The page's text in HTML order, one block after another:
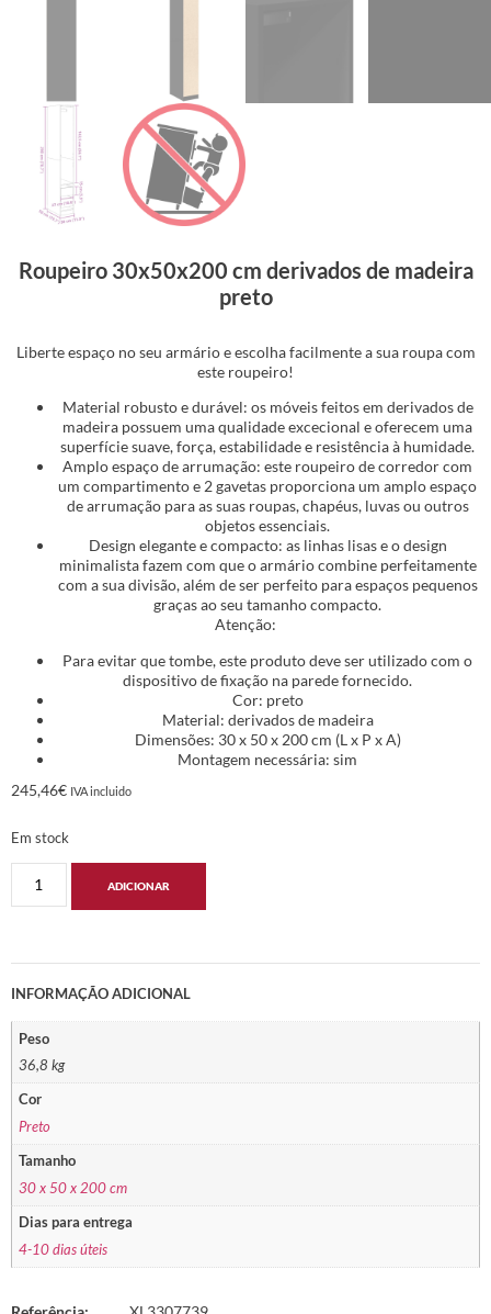
Roupeiro 30x50x200 cm derivados de madeira
preto
Liberte espaço no seu armário e escolha facilmente a sua roupa com
este roupeiro!
Material robusto e durável: os móveis feitos em derivados de
madeira possuem uma qualidade excecional e oferecem uma
superfície suave, força, estabilidade e resistência à humidade.
Amplo espaço de arrumação: este roupeiro de corredor com
um compartimento e 2 gavetas proporciona um amplo espaço
de arrumação para as suas roupas, chapéus, luvas ou outros
objetos essenciais.
Design elegante e compacto: as linhas lisas e o design
minimalista fazem com que o armário combine perfeitamente
com a sua divisão, além de ser perfeito para espaços pequenos
graças ao seu tamanho compacto.
Atenção:
Para evitar que tombe, este produto deve ser utilizado com o
dispositivo de fixação na parede fornecido.
Cor: preto
Material: derivados de madeira
Dimensões: 30 x 50 x 200 cm (L x P x A)
Montagem necessária: sim
245,46€ IVA incluido
Em stock
ADICIONAR
INFORMAÇÃO ADICIONAL
Peso
36,8 kg
Cor
Preto
Tamanho
30 x 50 x 200 cm
Dias para entrega
4-10 dias úteis